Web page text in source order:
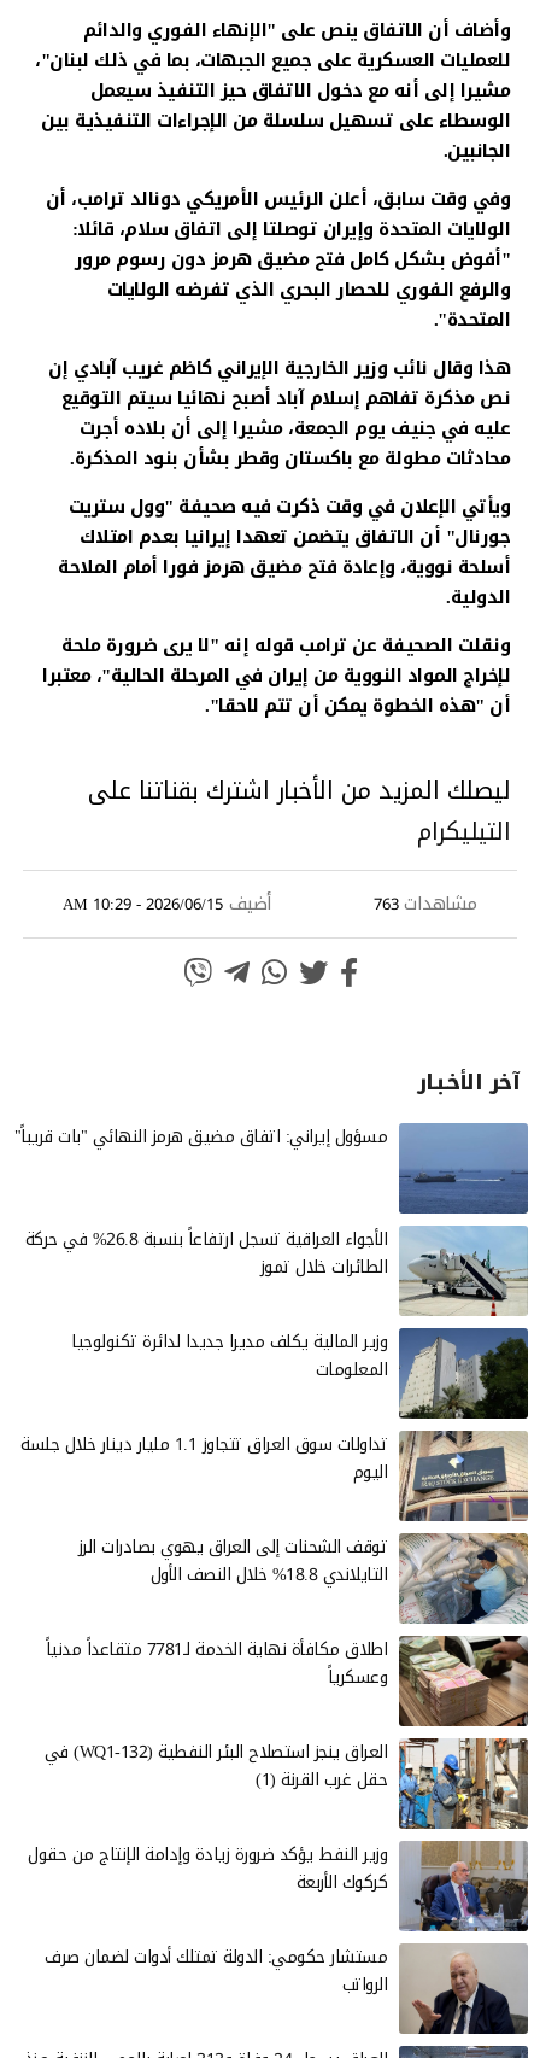
وأضاف أن الاتفاق ينص على "الإنهاء الفوري والدائم
للعمليات العسكرية على جميع الجبهات، بما في ذلك لبنان"،
مشيرا إلى أنه مع دخول الاتفاق حيز التنفيذ سيعمل
الوسطاء على تسهيل سلسلة من الإجراءات التنفيذية بين
الجانبين.
وفي وقت سابق، أعلن الرئيس الأمريكي دونالد ترامب، أن
الولايات المتحدة وإيران توصلتا إلى اتفاق سلام، قائلا:
"أفوض بشكل كامل فتح مضيق هرمز دون رسوم مرور
والرفع الفوري للحصار البحري الذي تفرضه الولايات
المتحدة".
هذا وقال نائب وزير الخارجية الإيراني كاظم غريب آبادي إن
نص مذكرة تفاهم إسلام آباد أصبح نهائيا سيتم التوقيع
عليه في جنيف يوم الجمعة، مشيرا إلى أن بلاده أجرت
محادثات مطولة مع باكستان وقطر بشأن بنود المذكرة.
ويأتي الإعلان في وقت ذكرت فيه صحيفة "وول ستريت
جورنال" أن الاتفاق يتضمن تعهدا إيرانيا بعدم امتلاك
أسلحة نووية، وإعادة فتح مضيق هرمز فورا أمام الملاحة
الدولية.
ونقلت الصحيفة عن ترامب قوله إنه "لا يرى ضرورة ملحة
لإخراج المواد النووية من إيران في المرحلة الحالية"، معتبرا
أن "هذه الخطوة يمكن أن تتم لاحقا".
ليصلك المزيد من الأخبار اشترك بقناتنا على
التيليكرام
مشاهدات763 أضيف 2026/06/15 - 10:29 AM
آخر الأخـبـار
مسؤول إيراني: اتفاق مضيق هرمز النهائي "بات قريباً"
الأجواء العراقية تسجل ارتفاعاً بنسبة 26.8% في حركة
الطائرات خلال تموز
وزير المالية يكلف مديرا جديدا لدائرة تكنولوجيا
المعلومات
تداولات سوق العراق تتجاوز 1.1 مليار دينار خلال جلسة
اليوم
توقف الشحنات إلى العراق يهوي بصادرات الرز
التايلاندي 18.8% خلال النصف الأول
اطلاق مكافأة نهاية الخدمة لـ7781 متقاعداً مدنياً
وعسكرياً
العراق ينجز استصلاح البئر النفطية (WQ1-132) في
حقل غرب القرنة (1)
وزير النفط يؤكد ضرورة زيادة وإدامة الإنتاج من حقول
كركوك الأربعة
مستشار حكومي: الدولة تمتلك أدوات لضمان صرف
الرواتب